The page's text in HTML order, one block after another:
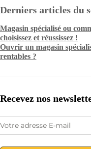
Derniers articles du
Magasin spécialisé ou
choisissez et réussissez !
Ouvrir un magasin
rentables ?
Recevez nos